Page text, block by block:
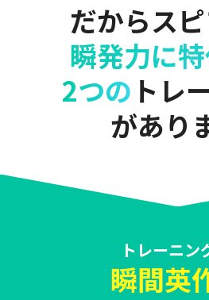
だからス
瞬発力に
2つの トレ
があり
トレーニン
瞬間英